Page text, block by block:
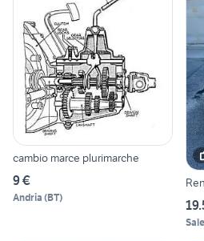
cambio marce plurimarche
9 €
Andria (BT)